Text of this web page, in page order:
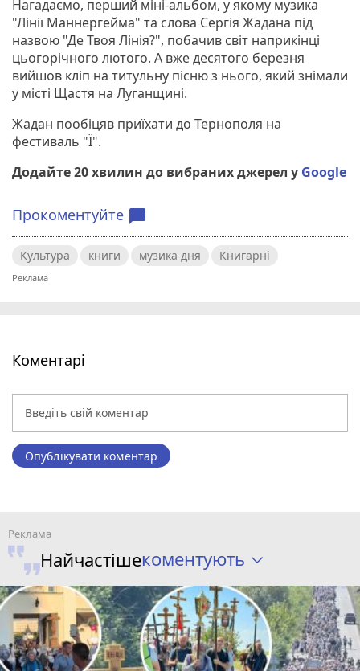
Нагадаємо, перший міні-альбом, у якому музика
"Лінії Маннергейма" та слова Сергія Жадана під
назвою "Де Твоя Лінія?", побачив світ наприкінці
цьогорічного лютого. А вже десятого березня
вийшов кліп на титульну пісню з нього, який знімали
у місті Щастя на Луганщині.
Жадан пообіцяв приїхати до Тернополя на
фестиваль "Ї".
Додайте 20 хвилин до вибраних джерел у Google
Прокоментуйте chat_bubble
Культура книги музика дня Книгарні
Коментарі
Опублікувати коментар
Найчастішекоментують